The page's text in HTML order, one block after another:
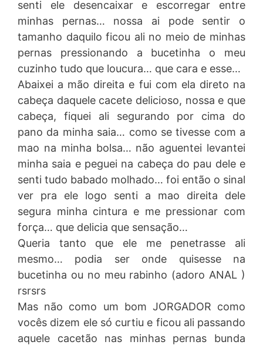
senti ele desencaixar e escorregar entre
minhas pernas… nossa ai pode sentir o
tamanho daquilo ficou ali no meio de minhas
pernas pressionando a bucetinha o meu
cuzinho tudo que loucura… que cara e esse…
Abaixei a mão direita e fui com ela direto na
cabeça daquele cacete delicioso, nossa e que
cabeça, fiquei ali segurando por cima do
pano da minha saia… como se tivesse com a
mao na minha bolsa… não aguentei levantei
minha saia e peguei na cabeça do pau dele e
senti tudo babado molhado… foi então o sinal
ver pra ele logo senti a mao direita dele
segura minha cintura e me pressionar com
força… que delicia que sensação…
Queria tanto que ele me penetrasse ali
mesmo… podia ser onde quisesse na
bucetinha ou no meu rabinho (adoro ANAL )
rsrsrs
Mas não como um bom JORGADOR como
vocês dizem ele só curtiu e ficou ali passando
aquele cacetão nas minhas pernas bunda